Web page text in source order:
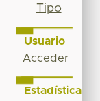
Tipo
Usuario
Acceder
Estadísticas